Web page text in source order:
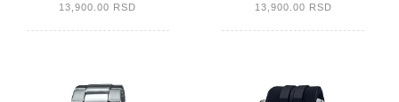
13,900.00 RSD 13,900.00 RSD